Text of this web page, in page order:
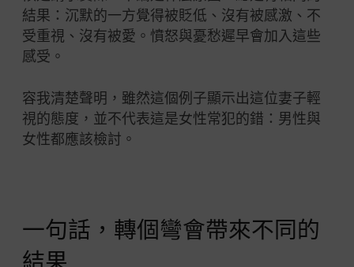
結果：沉默的一方覺得被貶低、沒有被感激、不
受重視、沒有被愛。憤怒與憂愁遲早會加入這些
感受。
容我清楚聲明，雖然這個例子顯示出這位妻子輕
視的態度，並不代表這是女性常犯的錯：男性與
女性都應該檢討。
一句話，轉個彎會帶來不同的
結果